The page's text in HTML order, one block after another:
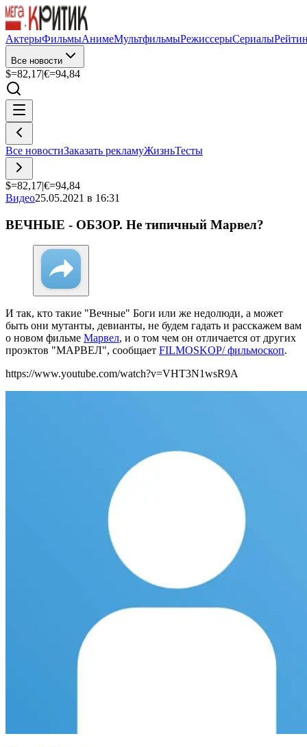
АктерыФильмыАнимеМультфильмыРежиссерыСериалы
Все новости
$=82,17|€=94,84
Все новостиЗаказать рекламуЖизньТесты
$=82,17|€=94,84
Видео25.05.2021 в 16:31
ВЕЧНЫЕ - ОБЗОР. Не типичный Марвел?
И так, кто такие "Вечные" Боги или же недолюди, а может
быть они мутанты, девианты, не будем гадать и расскажем вам
о новом фильме Марвел, и о том чем он отличается от других
проэктов "МАРВЕЛ", сообщает FILMOSKOP/ фильмоскоп.
https://www.youtube.com/watch?v=VHT3N1wsR9A